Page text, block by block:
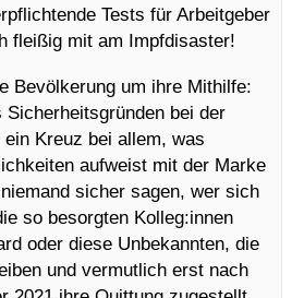
Tests für Arbeitgeber
fleißig mit am Impfdisaster!
Bevölkerung um ihre Mithilfe:
bei der
Kreuz bei allem, was
aufweist mit der Marke
sicher sagen, wer sich
so besorgten Kolleg:innen
oder diese Unbekannten, die
und vermutlich erst nach